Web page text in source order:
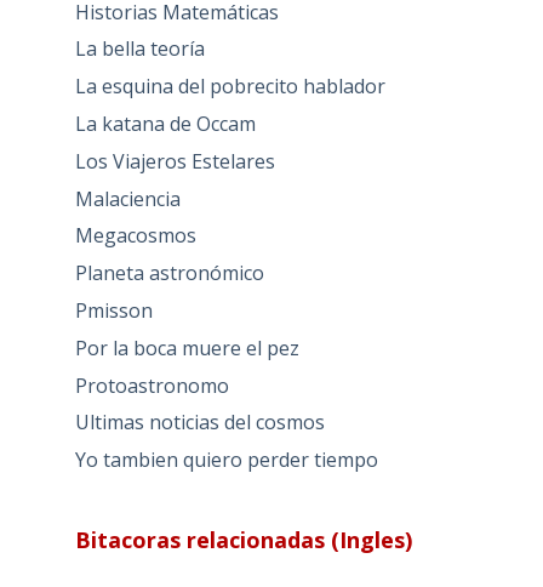
Historias Matemáticas
La bella teoría
La esquina del pobrecito hablador
La katana de Occam
Los Viajeros Estelares
Malaciencia
Megacosmos
Planeta astronómico
Pmisson
Por la boca muere el pez
Protoastronomo
Ultimas noticias del cosmos
Yo tambien quiero perder tiempo
Bitacoras relacionadas (Ingles)